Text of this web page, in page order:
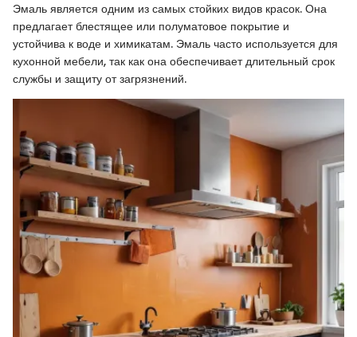
Эмаль является одним из самых стойких видов красок. Она
предлагает блестящее или полуматовое покрытие и
устойчива к воде и химикатам. Эмаль часто используется для
кухонной мебели, так как она обеспечивает длительный срок
службы и защиту от загрязнений.